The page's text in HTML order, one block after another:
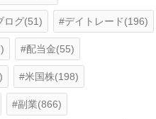
ログ(51) デイトレード(196)
配当金(55)
米国株(198)
副業(866)